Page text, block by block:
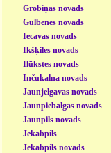
Grobiņas novads
Gulbenes novads
Iecavas novads
Ikšķiles novads
Ilūkstes novads
Inčukalna novads
Jaunjelgavas novads
Jaunpiebalgas novads
Jaunpils novads
Jēkabpils
Jēkabpils novads